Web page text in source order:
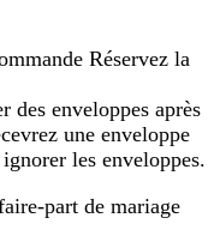
Réservez la
des enveloppes après
une enveloppe
les enveloppes.
part de mariage